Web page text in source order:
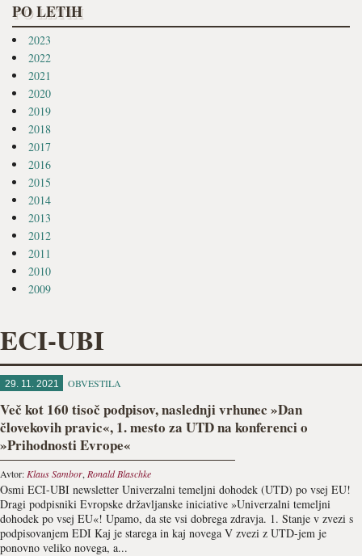
PO LETIH
2023
2022
2021
2020
2019
2018
2017
2016
2015
2014
2013
2012
2011
2010
2009
ECI-UBI
29. 11. 2021 OBVESTILA
Več kot 160 tisoč podpisov, naslednji vrhunec »Dan
človekovih pravic«, 1. mesto za UTD na konferenci o
»Prihodnosti Evrope«
Avtor: Klaus Sambor, Ronald Blaschke
Osmi ECI-UBI newsletter Univerzalni temeljni dohodek (UTD) po vsej EU!
Dragi podpisniki Evropske državljanske iniciative »Univerzalni temeljni
dohodek po vsej EU«! Upamo, da ste vsi dobrega zdravja. 1. Stanje v zvezi s
podpisovanjem EDI Kaj je starega in kaj novega V zvezi z UTD-jem je
ponovno veliko novega, a...